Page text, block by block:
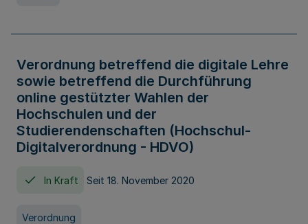
Verordnung betreffend die digitale Lehre
sowie betreffend die Durchführung
online gestützter Wahlen der
Hochschulen und der
Studierendenschaften (Hochschul-
Digitalverordnung - HDVO)
In Kraft Seit 18. November 2020
Verordnung